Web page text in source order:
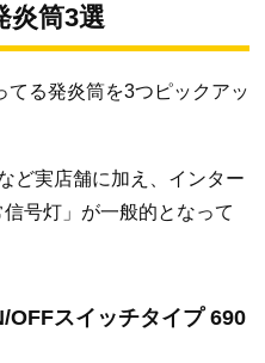
炎筒3選
てる発炎筒を3つピックアッ
ど実店舗に加え、インター
号灯」が一般的となって
OFFスイッチタイプ 690